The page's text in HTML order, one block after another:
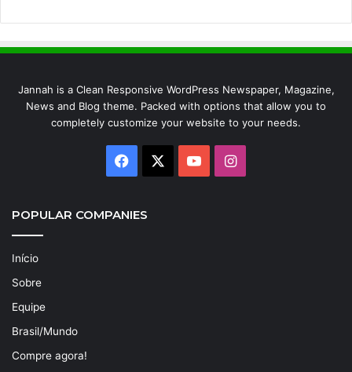
Jannah is a Clean Responsive WordPress Newspaper, Magazine,
News and Blog theme. Packed with options that allow you to
completely customize your website to your needs.
Facebook YouTubeInstagram
POPULAR COMPANIES
Início
Sobre
Equipe
Brasil/Mundo
Compre agora!